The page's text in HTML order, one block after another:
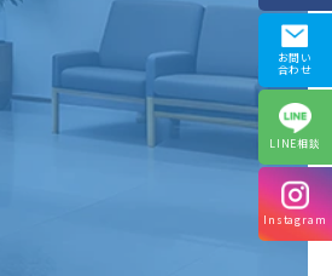
お問い
合わせ
LINE相談
Instagram